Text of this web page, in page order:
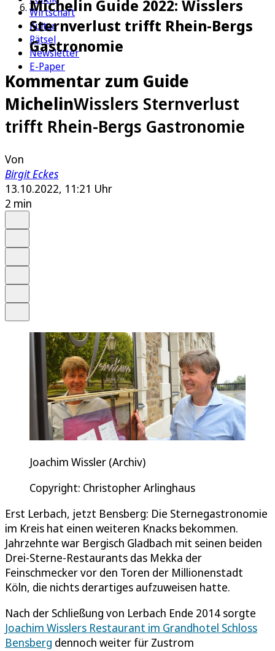
Wirtschaft
Kultur
Rätsel
Newsletter
E-Paper
Michelin Guide 2022: Wisslers
Sternverlust trifft Rhein-Bergs
Gastronomie
Kommentar zum Guide
MichelinWisslers Sternverlust
trifft Rhein-Bergs Gastronomie
Von
Birgit Eckes
13.10.2022, 11:21 Uhr
2 min
Joachim Wissler (Archiv)
Copyright: Christopher Arlinghaus
Erst Lerbach, jetzt Bensberg: Die Sternegastronomie
im Kreis hat einen weiteren Knacks bekommen.
Jahrzehnte war Bergisch Gladbach mit seinen beiden
Drei-Sterne-Restaurants das Mekka der
Feinschmecker vor den Toren der Millionenstadt
Köln, die nichts derartiges aufzuweisen hatte.
Nach der Schließung von Lerbach Ende 2014 sorgte
Joachim Wisslers Restaurant im Grandhotel Schloss
Bensberg dennoch weiter für Zustrom